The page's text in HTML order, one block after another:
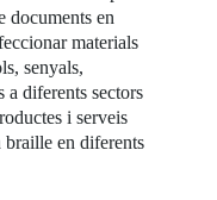
documents en
materials
senyals,
a diferents sectors
i serveis
braille en diferents